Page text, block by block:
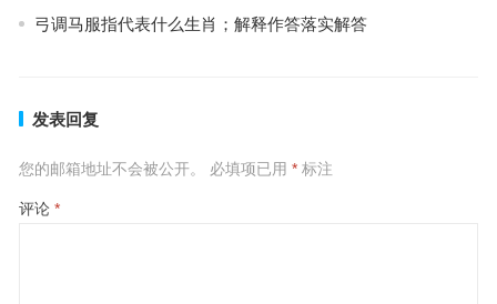
弓调马服指代表什么生肖；解释作答落实解答
发表回复
您的邮箱地址不会被公开。 必填项已用 *标注
评论 *